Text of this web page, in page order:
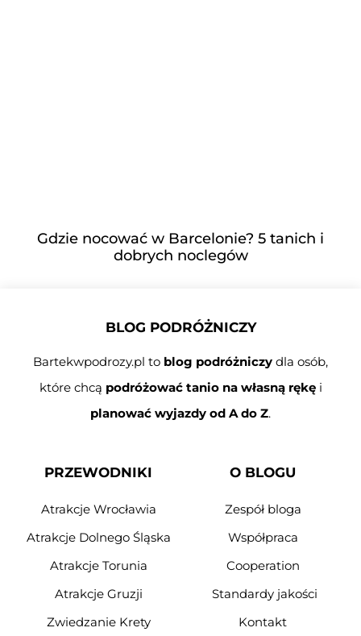
Gdzie nocować w Barcelonie? 5 tanich i
dobrych noclegów
BLOG PODRÓŻNICZY
Bartekwpodrozy.pl to blog podróżniczy dla osób,
które chcą podróżować tanio na własną rękęi
planować wyjazdy od A do Z.
PRZEWODNIKI
Atrakcje Wrocławia
Atrakcje Dolnego Śląska
Atrakcje Torunia
Atrakcje Gruzji
Zwiedzanie Krety
O BLOGU
Zespół bloga
Współpraca
Cooperation
Standardy jakości
Kontakt